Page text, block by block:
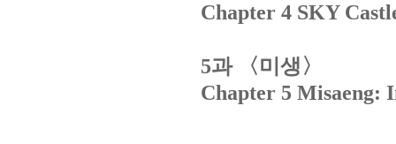
Chapter 4 SKY
5과 〈미생〉
Chapter 5 Misaeng: